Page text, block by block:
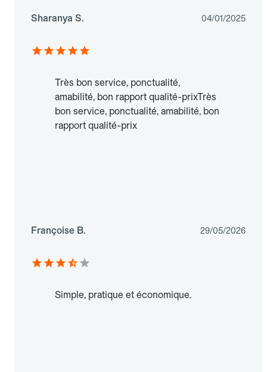
Sharanya S. 04/01/2025
Très bon service, ponctualité,
amabilité, bon rapport qualité-prixTrès
bon service, ponctualité, amabilité, bon
rapport qualité-prix
Françoise B. 29/05/2026
Simple, pratique et économique.